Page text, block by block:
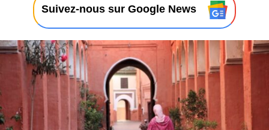
0
3
/
0
2
2
5
à
Suivez-nous sur Google News